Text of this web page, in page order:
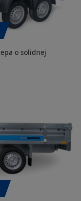
o solidnej